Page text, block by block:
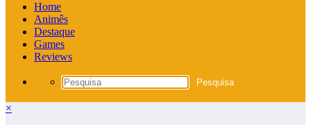
Home
Animês
Destaque
Games
Reviews
×